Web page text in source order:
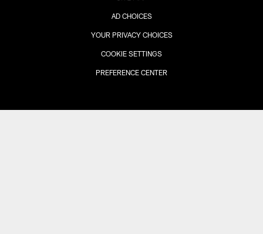
AD CHOICES
YOUR PRIVACY CHOICES
COOKIE SETTINGS
PREFERENCE CENTER